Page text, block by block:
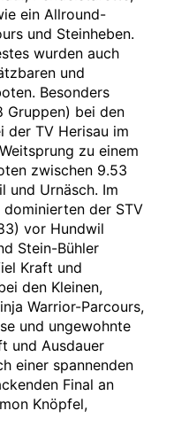
ein Allround-
und Steinheben.
wurden auch
und
Besonders
Gruppen) bei den
der TV Herisau im
zu einem
zwischen 9.53
und Urnäsch. Im
der STV
vor Hundwil
Stein-Bühler
Kraft und
den Kleinen,
Warrior-Parcours,
und ungewohnte
und Ausdauer
einer spannenden
Final an
Knöpfel,